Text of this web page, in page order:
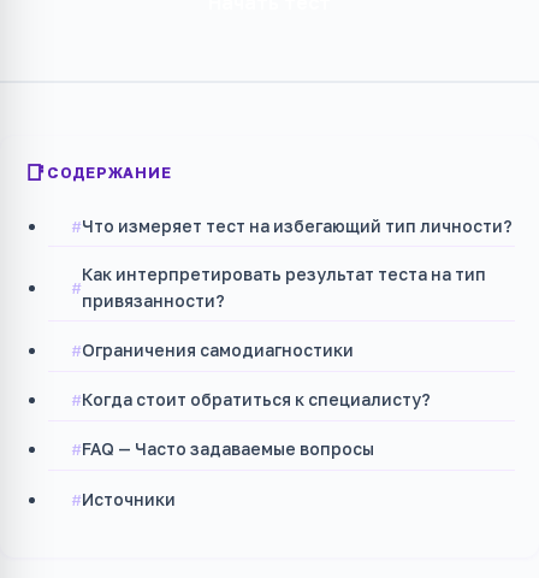
СОДЕРЖАНИЕ
Что измеряет тест на избегающий тип личности?
Как интерпретировать результат теста на тип
привязанности?
Ограничения самодиагностики
Когда стоит обратиться к специалисту?
FAQ — Часто задаваемые вопросы
Источники